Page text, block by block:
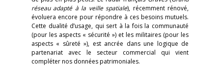
réseau adapté à la veille spatiale), récemment rénové,
évoluera encore pour répondre à ces besoins mutuels.
Cette dualité d’usage, qui sert à la fois la communauté
(pour les aspects « sécurité ») et les militaires (pour les
aspects « sûreté »), est ancrée dans une logique de
partenariat avec le secteur commercial qui vient
compléter nos données patrimoniales.